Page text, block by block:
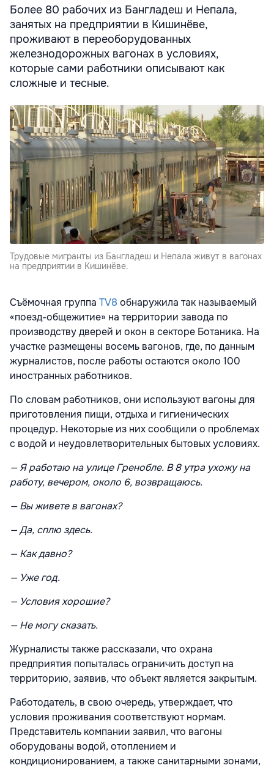
Более 80 рабочих из Бангладеш и Непала,
занятых на предприятии в Кишинёве,
проживают в переоборудованных
железнодорожных вагонах в условиях,
которые сами работники описывают как
сложные и тесные.
Трудовые мигранты из Бангладеш и Непала живут в вагонах
на предприятии в Кишинёве.
Съёмочная группа TV8 обнаружила так называемый
«поезд-общежитие» на территории завода по
производству дверей и окон в секторе Ботаника. На
участке размещены восемь вагонов, где, по данным
журналистов, после работы остаются около 100
иностранных работников.
По словам работников, они используют вагоны для
приготовления пищи, отдыха и гигиенических
процедур. Некоторые из них сообщили о проблемах
с водой и неудовлетворительных бытовых условиях.
— Я работаю на улице Гренобле. В 8 утра ухожу на
работу, вечером, около 6, возвращаюсь.
— Вы живете в вагонах?
— Да, сплю здесь.
— Как давно?
— Уже год.
— Условия хорошие?
— Не могу сказать.
Журналисты также рассказали, что охрана
предприятия попыталась ограничить доступ на
территорию, заявив, что объект является закрытым.
Работодатель, в свою очередь, утверждает, что
условия проживания соответствуют нормам.
Представитель компании заявил, что вагоны
оборудованы водой, отоплением и
кондиционированием, а также санитарными зонами,